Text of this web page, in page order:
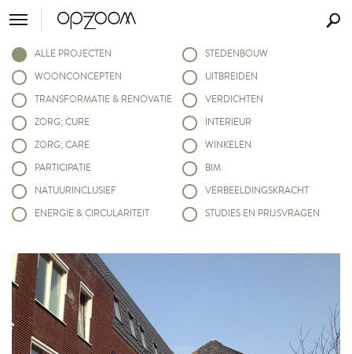
ALLE PROJECTEN
WOONCONCEPTEN
TRANSFORMATIE & RENOVATIE
ZORG; CURE
ZORG; CARE
PARTICIPATIE
NATUURINCLUSIEF
ENERGIE & CIRCULARITEIT
STEDENBOUW
UITBREIDEN
VERDICHTEN
INTERIEUR
WINKELEN
BIM
VERBEELDINGSKRACHT
STUDIES EN PRIJSVRAGEN